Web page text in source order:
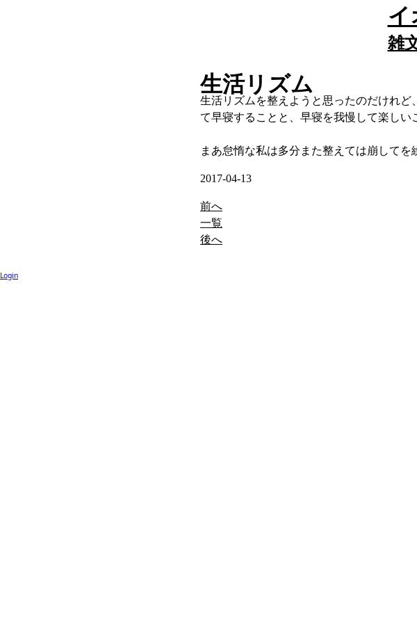
雑
生活リズム
生活リズムを整えようと思ったのだけれ
て早寝することと、早寝を我慢して楽しい
まあ怠惰な私は多分また整えては崩してを
2017-04-13
前へ
一覧
後へ
Login